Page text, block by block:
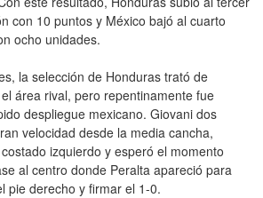
con 10 puntos y México bajó al cuarto
ocho unidades.
la selección de Honduras trató de
área rival, pero repentinamente fue
despliegue mexicano. Giovani dos
velocidad desde la media cancha,
izquierdo y esperó el momento
al centro donde Peralta apareció para
pie derecho y firmar el 1-0.